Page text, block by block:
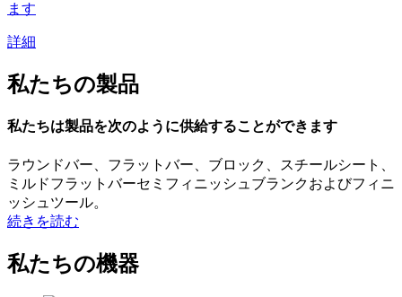
ます
詳細
私たちの製品
私たちは製品を次のように供給することができます
ラウンドバー、フラットバー、ブロック、スチールシート、
ミルドフラットバーセミフィニッシュブランクおよびフィニ
ッシュツール。
続きを読む
私たちの機器